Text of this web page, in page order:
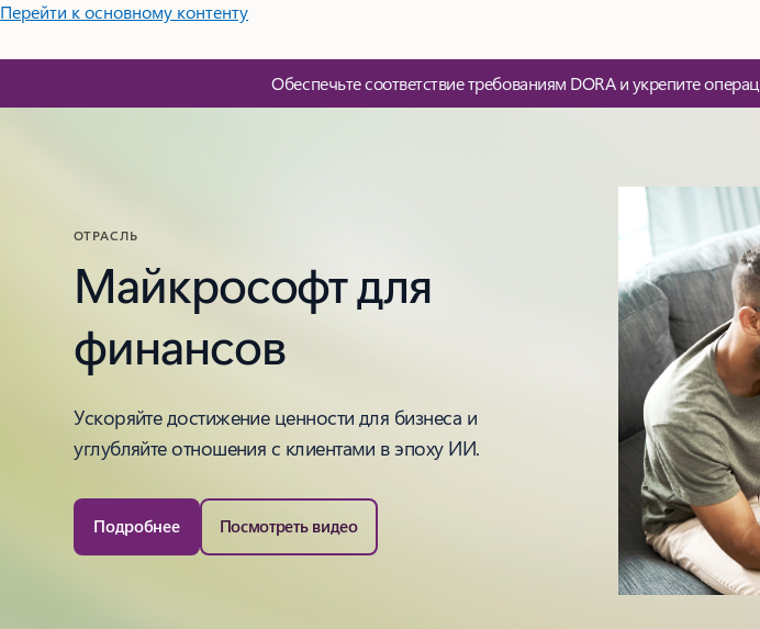
Перейти к основному контенту
Обеспечьте соответствие требованиям DORA и укрепите
ОТРАСЛЬ
Майкрософт для
финансов
Ускоряйте достижение ценности для бизнеса и
углубляйте отношения с клиентами в эпоху ИИ.
Подробнее Посмотреть видео